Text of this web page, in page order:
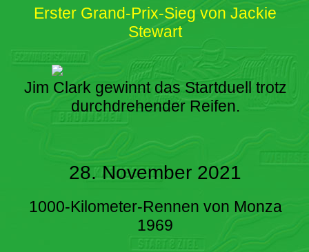
Erster Grand-Prix-Sieg von Jackie
Stewart
Jim Clark gewinnt das Startduell trotz
durchdrehender Reifen.
28. November 2021
1000-Kilometer-Rennen von Monza
1969